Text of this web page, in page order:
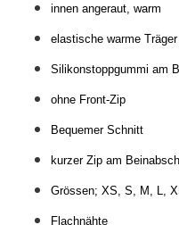
innen angeraut, warm
elastische warme
Silikonstoppgummi am
ohne Front-Zip
Bequemer Schnitt
kurzer Zip am
Grössen; XS, S, M, L,
Flachnähte